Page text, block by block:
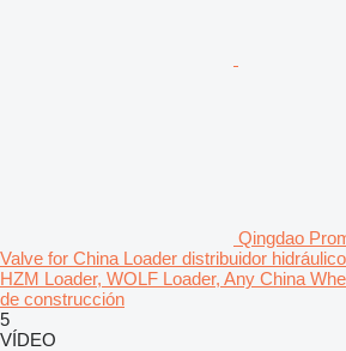
Qingdao
Valve for China Loader distribuidor
HZM Loader, WOLF Loader, Any China
de construcción
5
VÍDEO